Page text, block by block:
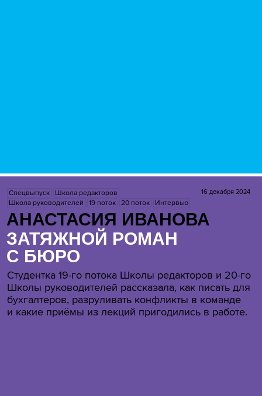
Спецвыпуск
Школа редакторов
Школа руководителей
19 поток 20 поток Интервью
16 декабря 2024
АНАСТАСИЯ ИВАНОВА
ЗАТЯЖНОЙ РОМАН
С БЮРО
Студентка 19-го потока Школы редакторов и 20-го
Школы руководителей рассказала, как писать для
бухгалтеров, разруливать конфликты в команде
и какие приёмы из лекций пригодились в работе.